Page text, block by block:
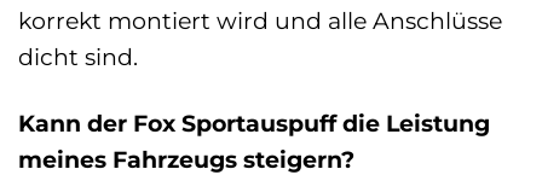
korrekt montiert wird und alle Anschlüsse
dicht sind.
Kann der Fox Sportauspuff die Leistung
meines Fahrzeugs steigern?